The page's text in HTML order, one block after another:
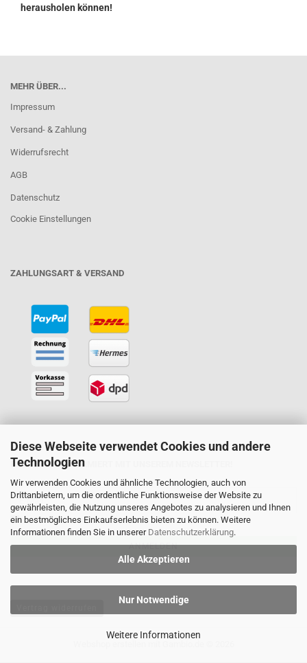
Diese Webseite verwendet Cookies und andere
Technologien
Wir verwenden Cookies und ähnliche Technologien, auch von
Drittanbietern, um die ordentliche Funktionsweise der Website zu
gewährleisten, die Nutzung unseres Angebotes zu analysieren und Ihnen
ein bestmögliches Einkaufserlebnis bieten zu können. Weitere
Informationen finden Sie in unserer Datenschutzerklärung.
Alle Akzeptieren
Nur Notwendige
Weitere Informationen
herausholen können!
MEHR ÜBER...
Impressum
Versand- & Zahlung
Widerrufsrecht
AGB
Datenschutz
Cookie Einstellungen
ZAHLUNGSART & VERSAND
BLEIBEN SIE INFORMIERT MIT UNSEREM NEWSLETTER!
ANMELDEN